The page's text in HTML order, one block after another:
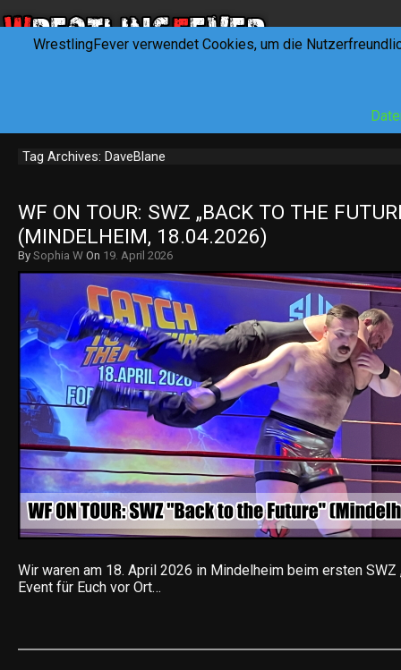
Tag Archives: DaveBlane
WF ON TOUR: SWZ „BACK TO THE
(MINDELHEIM, 18.04.2026)
By Sophia W On 19. April 2026
Wir waren am 18. April 2026 in Mindelheim beim ersten SWZ
Event für Euch vor Ort…
WrestlingFever verwendet Cookies, um die